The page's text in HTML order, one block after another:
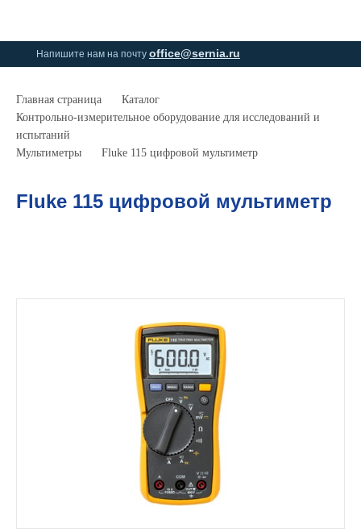
Напишите нам на почту office@sernia.ru
Главная страница
Каталог
Контрольно-измерительное оборудование для исследований и
испытаний
Мультиметры
Fluke 115 цифровой мультиметр
Fluke 115 цифровой мультиметр